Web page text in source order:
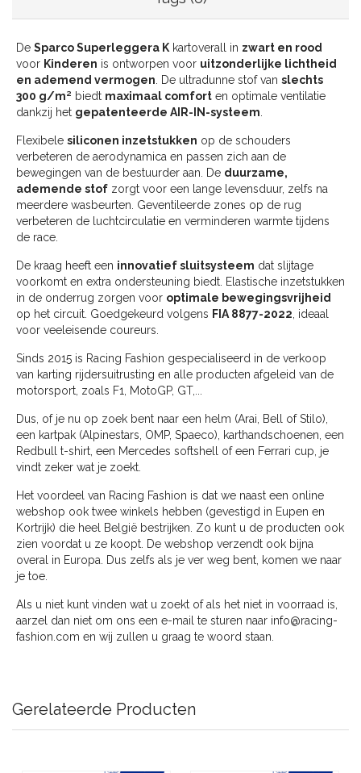
De Sparco Superleggera Kkartoverall in zwart en rood
voor Kinderen is ontworpen voor uitzonderlijke lichtheid
en ademend vermogen. De ultradunne stof van slechts
300 g/m² biedt maximaal comfort en optimale ventilatie
dankzij het gepatenteerde AIR-IN-systeem.
Flexibele siliconen inzetstukken op de schouders
verbeteren de aerodynamica en passen zich aan de
bewegingen van de bestuurder aan. De duurzame,
ademende stof zorgt voor een lange levensduur, zelfs na
meerdere wasbeurten. Geventileerde zones op de rug
verbeteren de luchtcirculatie en verminderen warmte tijdens
de race.
De kraag heeft een innovatief sluitsysteem dat slijtage
voorkomt en extra ondersteuning biedt. Elastische inzetstukken
in de onderrug zorgen voor optimale bewegingsvrijheid
op het circuit. Goedgekeurd volgens FIA 8877-2022, ideaal
voor veeleisende coureurs.
Sinds 2015 is Racing Fashion gespecialiseerd in de verkoop
van karting rijdersuitrusting en alle producten afgeleid van de
motorsport, zoals F1, MotoGP, GT,...
Dus, of je nu op zoek bent naar een helm (Arai, Bell of Stilo),
een kartpak (Alpinestars, OMP, Spaeco), karthandschoenen, een
Redbull t-shirt, een Mercedes softshell of een Ferrari cup, je
vindt zeker wat je zoekt.
Het voordeel van Racing Fashion is dat we naast een online
webshop ook twee winkels hebben (gevestigd in Eupen en
Kortrijk) die heel België bestrijken. Zo kunt u de producten ook
zien voordat u ze koopt. De webshop verzendt ook bijna
overal in Europa. Dus zelfs als je ver weg bent, komen we naar
je toe.
Als u niet kunt vinden wat u zoekt of als het niet in voorraad is,
aarzel dan niet om ons een e-mail te sturen naar info@racing-
fashion.com en wij zullen u graag te woord staan.
Gerelateerde Producten